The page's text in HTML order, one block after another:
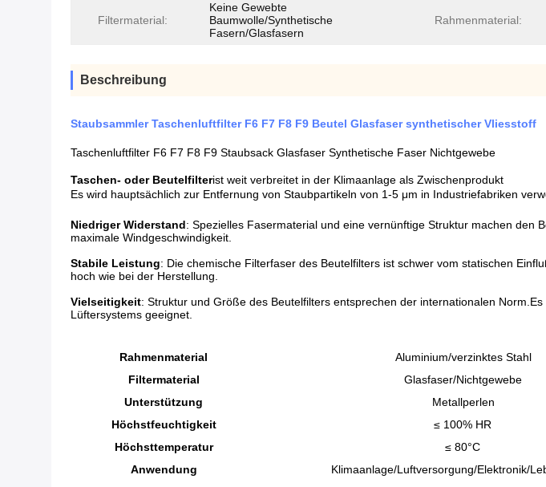
Filtermaterial:
Keine Gewebte
Baumwolle/Synthetische
Fasern/Glasfasern
Rahmenmaterial:
Beschreibung
Staubsammler Taschenluftfilter F6 F7 F8 F9 Beutel Glasfaser synthetischer Vliesstoff
Taschenluftfilter F6 F7 F8 F9 Staubsack Glasfaser Synthetische Faser Nichtgewebe
Taschen- oder Beutelfilterist weit verbreitet in der Klimaanlage als Zwischenprodukt
Es wird hauptsächlich zur Entfernung von Staubpartikeln von 1-5 μm in Industriefabriken
Niedriger Widerstand: Spezielles Fasermaterial und eine vernünftige Struktur machen den
maximale Windgeschwindigkeit.
Stabile Leistung: Die chemische Filterfaser des Beutelfilters ist schwer vom statischen
hoch wie bei der Herstellung.
Vielseitigkeit: Struktur und Größe des Beutelfilters entsprechen der internationalen
Lüftersystems geeignet.
Rahmenmaterial
Aluminium/verzinktes Stahl
Filtermaterial
Glasfaser/Nichtgewebe
Unterstützung
Metallperlen
Höchstfeuchtigkeit
≤ 100% HR
Höchsttemperatur
≤ 80°C
Anwendung
Klimaanlage/Luftversorgung/Elektronik/